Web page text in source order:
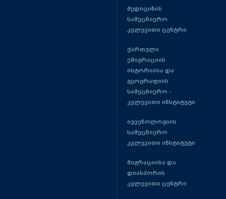
მედიცინის
სამეცნიერო
კვლევითი ცენტრი
ქართული
ემიგრაციის
ისტორიისა და
გეოგრაფიის
სამეცნიერო -
კვლევითი ინსტიტუტი
იუვენოლოგიის
სამეცნიერო
კვლევითი ინსტიტუტი
მიგრაციისა და
დიასპორის
კვლევითი ცენტრი